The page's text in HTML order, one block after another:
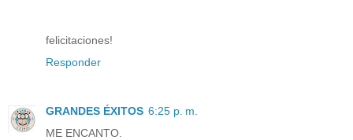
felicitaciones!
Responder
GRANDES ÉXITOS 6:25 p. m.
ME ENCANTO.